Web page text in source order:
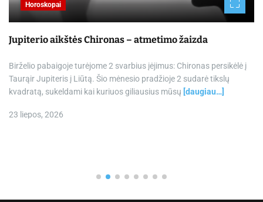
Horoskopai
Jupiterio aikštės Chironas – atmetimo žaizda
Birželio pabaigoje turėjome 2 svarbius įėjimus: Chironas persikėlė į
Taurąir Jupiteris į Liūtą. Šio mėnesio pradžioje 2 sudarė tikslų
kvadratą, sukeldami kai kuriuos giliausius mūsų [daugiau…]
23 liepos, 2026